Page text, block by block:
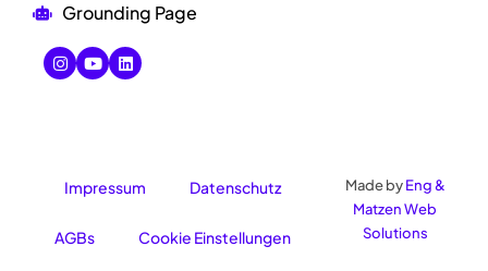
Grounding Page
Impressum Datenschutz
AGBs Cookie Einstellungen
Made byEng &
Matzen Web
Solutions